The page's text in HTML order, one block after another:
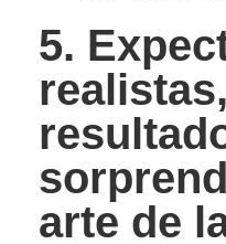
5.
realistas,
arte de